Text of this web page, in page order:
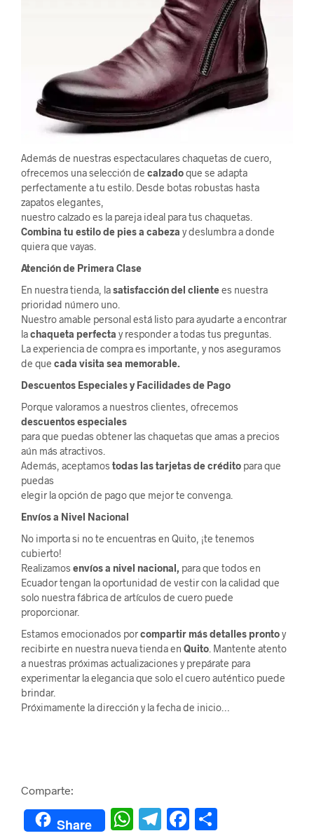
Además de nuestras espectaculares chaquetas de cuero,
ofrecemos una selección de calzadoque se adapta
perfectamente a tu estilo. Desde botas robustas hasta
zapatos elegantes,
nuestro calzado es la pareja ideal para tus chaquetas.
Combina tu estilo de pies a cabeza y deslumbra a donde
quiera que vayas.
Atención de Primera Clase
En nuestra tienda, lasatisfacción del clientees nuestra
prioridad número uno.
Nuestro amable personal está listo para ayudarte a encontrar
lachaqueta perfecta y responder a todas tus preguntas.
La experiencia de compra es importante, y nos aseguramos
de que cada visita sea memorable.
Descuentos Especiales y Facilidades de Pago
Porque valoramos a nuestros clientes, ofrecemos
descuentos especiales
para que puedas obtener las chaquetas que amas a precios
aún más atractivos.
Además, aceptamos todas las tarjetas de crédito para que
puedas
elegir la opción de pago que mejor te convenga.
Envíos a Nivel Nacional
No importa si no te encuentras en Quito, ¡te tenemos
cubierto!
Realizamos envíos a nivel nacional, para que todos en
Ecuador tengan la oportunidad de vestir con la calidad que
solo nuestra fábrica de artículos de cuero puede
proporcionar.
Estamos emocionados porcompartir más detalles prontoy
recibirte en nuestra nueva tienda en Quito . Mantente atento
a nuestras próximas actualizaciones y prepárate para
experimentar la elegancia que solo el cuero auténtico puede
brindar.
Próximamente la dirección y la fecha de inicio…
Comparte:
Share
W
Te F